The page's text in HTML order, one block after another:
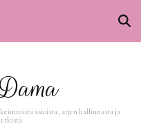
asioista, arjen hallinnasta ja